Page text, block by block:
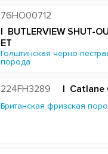
76HO00712
| BUTLERVIEW SHUT-
ET
Голштинская черно-
порода
224FH3289 | Catlane
Британская фризская